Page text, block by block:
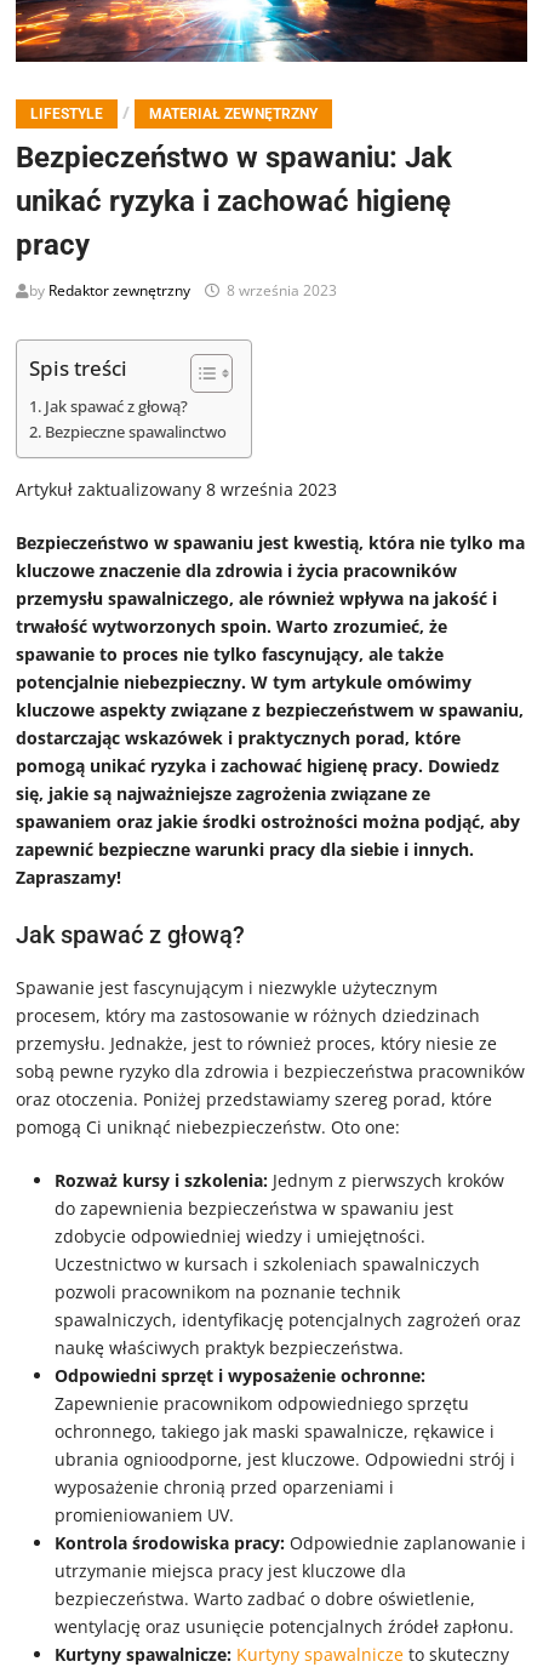
LIFESTYLE / MATERIAŁ ZEWNĘTRZNY
Bezpieczeństwo w spawaniu: Jak
unikać ryzyka i zachować higienę
pracy
by Redaktor zewnętrzny 8 września 2023
Spis treści
Jak spawać z głową?
Bezpieczne spawalinctwo
Artykuł zaktualizowany 8 września 2023
Bezpieczeństwo w spawaniu jest kwestią, która nie tylko ma
kluczowe znaczenie dla zdrowia i życia pracowników
przemysłu spawalniczego, ale również wpływa na jakość i
trwałość wytworzonych spoin. Warto zrozumieć, że
spawanie to proces nie tylko fascynujący, ale także
potencjalnie niebezpieczny. W tym artykule omówimy
kluczowe aspekty związane z bezpieczeństwem w spawaniu,
dostarczając wskazówek i praktycznych porad, które
pomogą unikać ryzyka i zachować higienę pracy. Dowiedz
się, jakie są najważniejsze zagrożenia związane ze
spawaniem oraz jakie środki ostrożności można podjąć, aby
zapewnić bezpieczne warunki pracy dla siebie i innych.
Zapraszamy!
Jak spawać z głową?
Spawanie jest fascynującym i niezwykle użytecznym
procesem, który ma zastosowanie w różnych dziedzinach
przemysłu. Jednakże, jest to również proces, który niesie ze
sobą pewne ryzyko dla zdrowia i bezpieczeństwa pracowników
oraz otoczenia. Poniżej przedstawiamy szereg porad, które
pomogą Ci uniknąć niebezpieczeństw. Oto one:
Rozważ kursy i szkolenia: Jednym z pierwszych kroków
do zapewnienia bezpieczeństwa w spawaniu jest
zdobycie odpowiedniej wiedzy i umiejętności.
Uczestnictwo w kursach i szkoleniach spawalniczych
pozwoli pracownikom na poznanie technik
spawalniczych, identyfikację potencjalnych zagrożeń oraz
naukę właściwych praktyk bezpieczeństwa.
Odpowiedni sprzęt i wyposażenie ochronne:
Zapewnienie pracownikom odpowiedniego sprzętu
ochronnego, takiego jak maski spawalnicze, rękawice i
ubrania ognioodporne, jest kluczowe. Odpowiedni strój i
wyposażenie chronią przed oparzeniami i
promieniowaniem UV.
Kontrola środowiska pracy: Odpowiednie zaplanowanie i
utrzymanie miejsca pracy jest kluczowe dla
bezpieczeństwa. Warto zadbać o dobre oświetlenie,
wentylację oraz usunięcie potencjalnych źródeł zapłonu.
Kurtyny spawalnicze: Kurtyny spawalnicze to skuteczny